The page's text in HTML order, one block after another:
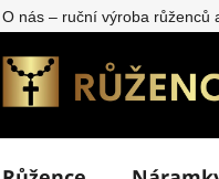
O nás – ruční výroba růženců